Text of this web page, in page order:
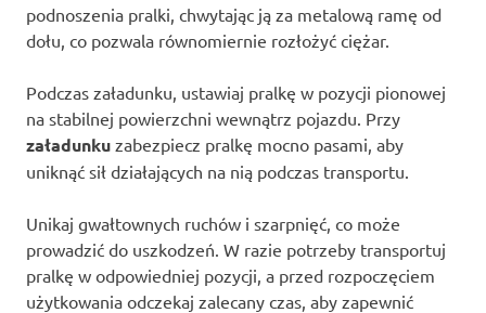
podnoszenia pralki, chwytając ją za metalową ramę od
dołu, co pozwala równomiernie rozłożyć ciężar.
Podczas załadunku, ustawiaj pralkę w pozycji pionowej
na stabilnej powierzchni wewnątrz pojazdu. Przy
załadunku zabezpiecz pralkę mocno pasami, aby
uniknąć sił działających na nią podczas transportu.
Unikaj gwałtownych ruchów i szarpnięć, co może
prowadzić do uszkodzeń. W razie potrzeby transportuj
pralkę w odpowiedniej pozycji, a przed rozpoczęciem
użytkowania odczekaj zalecany czas, aby zapewnić